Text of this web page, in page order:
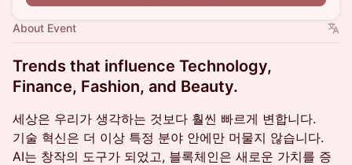
About Event
Trends that influence Technology,
Finance, Fashion, and Beauty.
세상은 우리가 생각하는 것보다 훨씬 빠르게 변합니다.
기술 혁신은 더 이상 특정 분야 안에만 머물지 않습니다.
AI는 창작의 도구가 되었고, 블록체인은 새로운 가치를 증